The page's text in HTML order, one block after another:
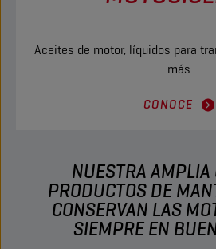
Aceites de motor, líquidos para
más
CONOCE
NUESTRA AMPLIA
PRODUCTOS DE
CONSERVAN LAS
SIEMPRE EN